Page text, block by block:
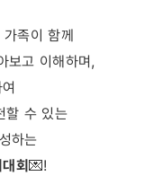
족이 함께
보고 이해하며,
할 수 있는
하는
회💌!